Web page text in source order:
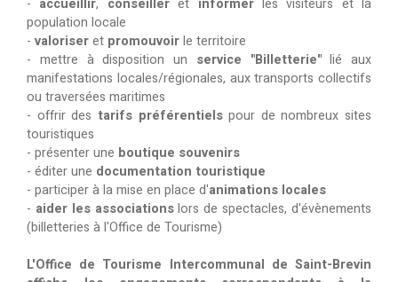
population locale
- valoriseret promouvoirle territoire
- mettre à disposition un service "Billetterie"lié aux
manifestations locales/régionales, aux transports collectifs
ou traversées maritimes
- offrir des tarifs préférentielspour de nombreux sites
touristiques
- présenter une boutique souvenirs
- éditer une documentation touristique
- participer à la mise en place d'animations locales
- aider les associationslors de spectacles, d'évènements
(billetteries à l'Office de Tourisme)
L'Office de Tourisme Intercommunal de Saint-Brevin